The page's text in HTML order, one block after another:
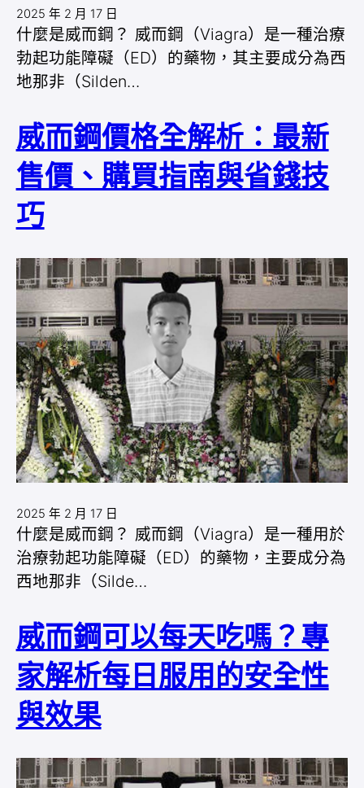
2025 年 2 月 17 日
什麼是威而鋼？ 威而鋼（Viagra）是一種治療
勃起功能障礙（ED）的藥物，其主要成分為西
地那非（Silden…
威而鋼價格全解析：最新
售價、購買指南與省錢技
巧
2025 年 2 月 17 日
什麼是威而鋼？ 威而鋼（Viagra）是一種用於
治療勃起功能障礙（ED）的藥物，主要成分為
西地那非（Silde…
威而鋼可以每天吃嗎？專
家解析每日服用的安全性
與效果